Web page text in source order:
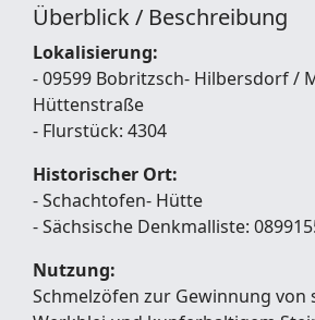
Überblick / Beschreibung
Lokalisierung:
- 09599 Bobritzsch- Hilbersdorf /
Hüttenstraße
- Flurstück: 4304
Historischer Ort:
- Schachtofen- Hütte
- Sächsische Denkmalliste:
Nutzung:
Schmelzöfen zur Gewinnung von